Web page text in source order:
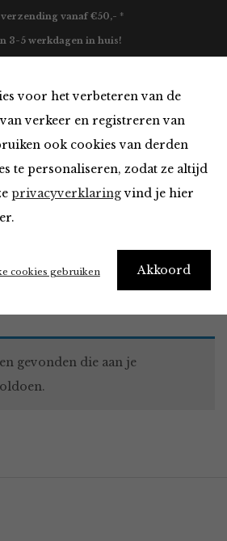
voor het verbeteren van de
verkeer en registreren van
ook cookies van derden
te personaliseren, zodat ze altijd
privacyverklaringvind je hier
Akkoord
cookies gebruiken
vanaf €50,- *
3-5 werkdagen in huis!
Tops en Blouses
gevonden die aan je